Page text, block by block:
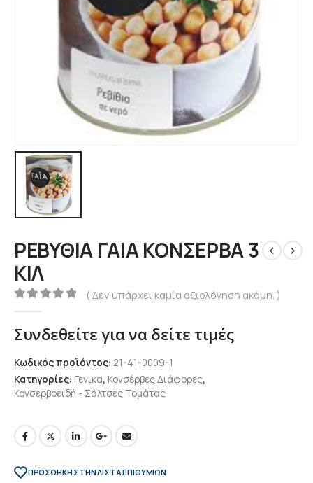
ΡΕΒΥΘΙΑ ΓΑΙΑ ΚΟΝΣΕΡΒΑ 3
ΚΙΛ
0out of 5
( Δεν υπάρχει καμία αξιολόγηση ακόμη. )
Συνδεθείτε για να δείτε τιμές
Κωδικός προϊόντος: 21-41-0009-1
Κατηγορίες: Γενικα, Κονσέρβες Διάφορες,
Κονσερβοειδή - Σάλτσες Τομάτας
ΠΡΌΣΘΉΚΗ ΣΤΗΝ ΛΊΣΤΑ ΕΠΙΘΥΜΙΏΝ